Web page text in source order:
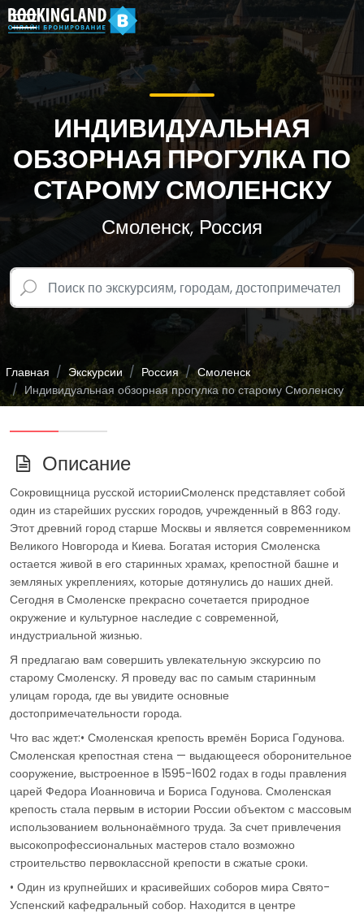
ИНДИВИДУАЛЬНАЯ
ОБЗОРНАЯ ПРОГУЛКА ПО
СТАРОМУ СМОЛЕНСКУ
Смоленск, Россия
Главная Экскурсии Россия
Смоленск
Индивидуальная обзорная прогулка по старому Смоленску
Описание
Сокровищница русской историиСмоленск представляет собой
один из старейших русских городов, учрежденный в 863 году.
Этот древний город старше Москвы и является современником
Великого Новгорода и Киева. Богатая история Смоленска
остается живой в его старинных храмах, крепостной башне и
земляных укреплениях, которые дотянулись до наших дней.
Сегодня в Смоленске прекрасно сочетается природное
окружение и культурное наследие с современной,
индустриальной жизнью.
Я предлагаю вам совершить увлекательную экскурсию по
старому Смоленску. Я проведу вас по самым старинным
улицам города, где вы увидите основные
достопримечательности города.
Что вас ждет:• Смоленская крепость времён Бориса Годунова.
Смоленская крепостная стена — выдающееся оборонительное
сооружение, выстроенное в 1595-1602 годах в годы правления
царей Федора Иоанновича и Бориса Годунова. Смоленская
крепость стала первым в истории России объектом с массовым
использованием вольнонаёмного труда. За счет привлечения
высокопрофессиональных мастеров стало возможно
строительство первоклассной крепости в сжатые сроки.
• Один из крупнейших и красивейших соборов мира Свято-
Успенский кафедральный собор. Находится в центре